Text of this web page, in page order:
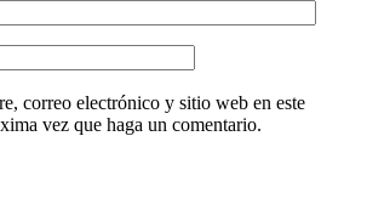
correo electrónico y sitio web en este
vez que haga un comentario.